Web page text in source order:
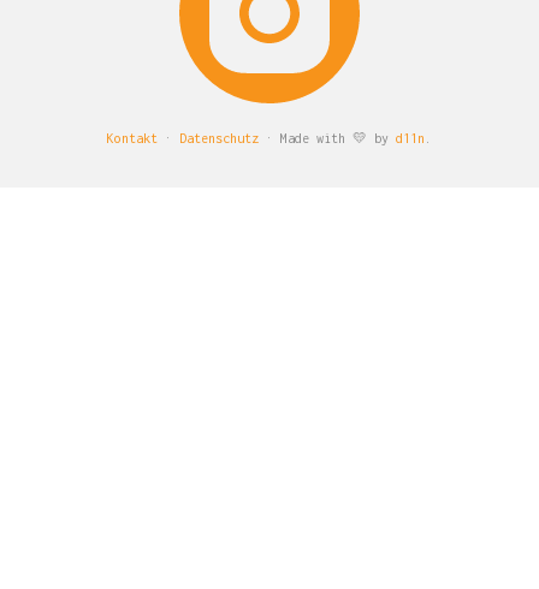
Kontakt · Datenschutz · Made with 💛 by d11n